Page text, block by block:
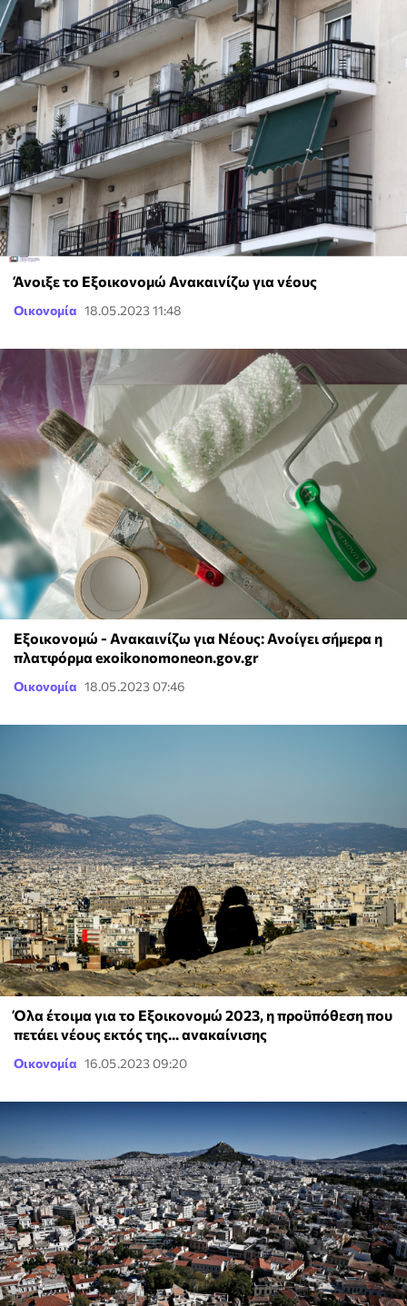
Άνοιξε το Εξοικονομώ Ανακαινίζω για νέους
Οικονομία 18.05.2023 11:48
Εξοικονομώ - Ανακαινίζω για Νέους: Ανοίγει σήμερα η
πλατφόρμα exoikonomoneon.gov.gr
Οικονομία 18.05.2023 07:46
Όλα έτοιμα για το Εξοικονομώ 2023, η προϋπόθεση που
πετάει νέους εκτός της... ανακαίνισης
Οικονομία 16.05.2023 09:20